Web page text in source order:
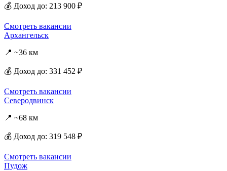
💰 Доход до: 213 900 ₽
Смотреть вакансии
Архангельск
📍 ~36 км
💰 Доход до: 331 452 ₽
Смотреть вакансии
Северодвинск
📍 ~68 км
💰 Доход до: 319 548 ₽
Смотреть вакансии
Пудож